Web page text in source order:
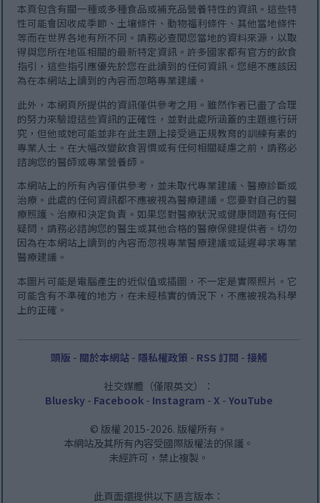
本頁包含有關一種或多種食品或補充品營養特性的資訊。這些特
性可能會因收成季節、土壤條件、動物福利條件、其他當地條件
等而在世界各地有所不同。請務必查閱您當地的資料來源，以取
得與您所在地區相關的最新特定資訊。許多國家都有官方的飲食
指引，這些指引應優先於您在此讀到的任何資訊。您絕不應該因
為在本網站上讀到的內容而忽略專業建議。
此外，本網頁所提供的資訊僅供參考之用。雖然作者已盡了合理
的努力來驗證這些資訊的正確性，並對此處所涵蓋的主題進行研
究，但他或她可能並非在此主題上接受過正規教育的訓練有素的
專業人士。在大幅改變飲食習慣或有任何相關疑慮之前，請務必
諮詢您的醫師或專業營養師。
本網站上的所有內容僅供參考，並未取代專業建議、醫療診斷或
治療。此處的任何資訊都不應被視為醫療建議。您要對自己的醫
療照護、治療和決定負責。如果您對醫療狀況或健康問題有任何
疑問，請務必諮詢您的醫生或其他合格的醫療保健提供者。切勿
因為在本網站上讀到的內容而忽視專業醫療建議或延遲尋求專業
醫療建議。
本圖片可能是電腦產生的近似值或插圖，不一定是實際照片。它
可能含有不準確的地方，在未經核實的情況下，不應被視為科學
上的正確。
頭版 - 關於本網站- 隱私權政策- RSS 訂閱 - 接觸
社交媒體（僅限英文）：
Bluesky- Facebook- Instagram - X - YouTube
© 版權 2015-2026. 版權所有。
本網站及其所有內容受國際版權法的保護。
未經許可，禁止複製。
此頁面還提供以下語言版本：